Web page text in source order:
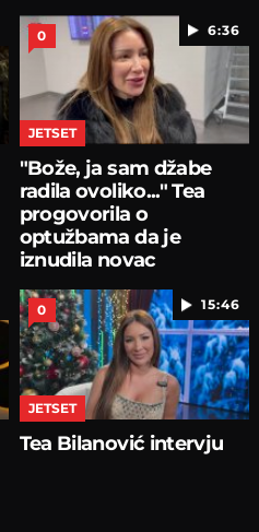
6:36
0
JETSET
"Bože, ja sam džabe
radila ovoliko..." Tea
progovorila o
optužbama da je
iznudila novac
15:46
0
JETSET
Tea Bilanović intervju